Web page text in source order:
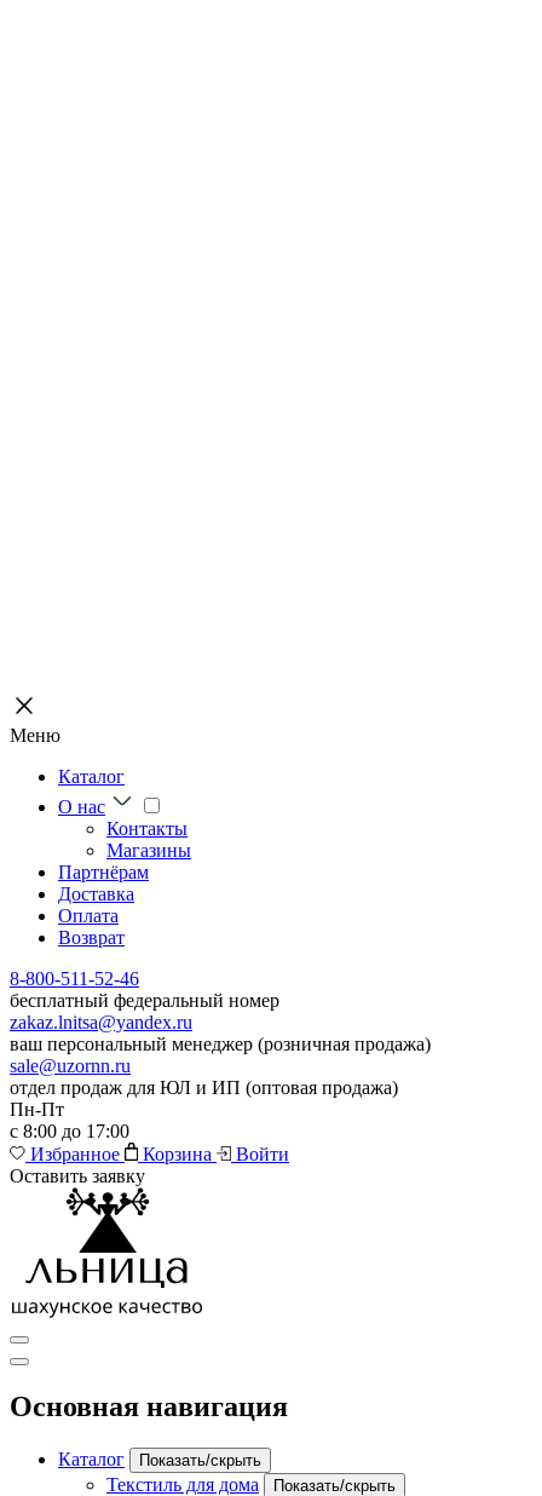
Меню
Каталог
О нас
Контакты
Магазины
Партнёрам
Доставка
Оплата
Возврат
8-800-511-52-46
бесплатный федеральный номер
zakaz.lnitsa@yandex.ru
ваш персональный менеджер (розничная продажа)
sale@uzornn.ru
отдел продаж для ЮЛ и ИП (оптовая продажа)
Пн-Пт
с 8:00 до 17:00
Избранное
Корзина
Войти
Оставить заявку
Основная навигация
Каталог Показать/скрыть
Текстиль для дома Показать/скрыть